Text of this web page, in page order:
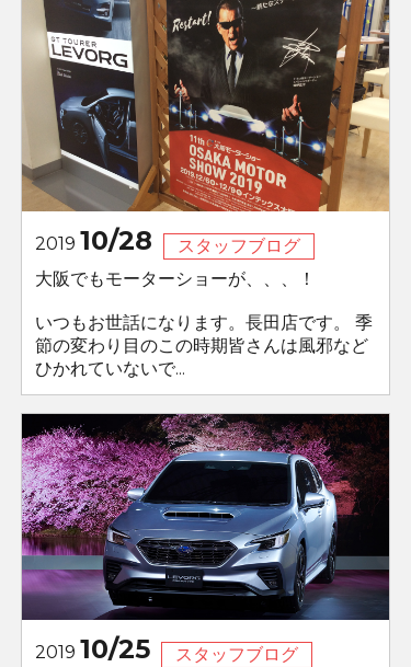
2019 10/28
スタッフブログ
大阪でもモーターショーが、、、！
いつもお世話になります。長田店です。 季
節の変わり目のこの時期皆さんは風邪など
ひかれていないで...
2019 10/25
スタッフブログ